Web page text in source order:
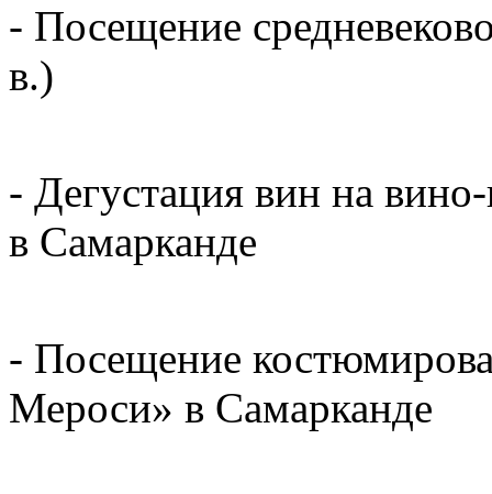
- Посещение
в.)
- Дегустация вин на
в Самарканде
- Посещение
Мероси» в Самарканде